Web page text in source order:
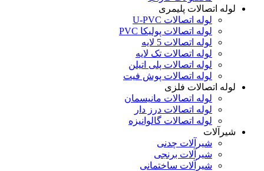
لوله اتصالات پلیمری
لوله اتصالات U-PVC
لوله اتصالات پولیکا PVC
لوله اتصالات 5 لایه
لوله اتصالات تک لایه
لوله اتصالات پلی اتیلن
لوله اتصالات پوش فیت
لوله اتصالات فلزی
لوله اتصالات مانیسمان
لوله اتصالات درز دار
لوله اتصالات گالوانیزه
شیرآلات
شیرآلات چدنی
شیرآلات برنجی
شیرآلات ساختمانی